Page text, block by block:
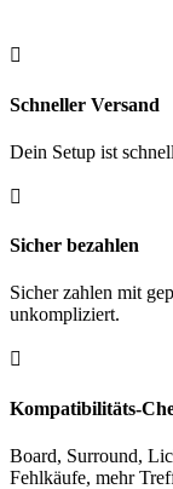
1000
Menge

Schneller Versand
Dein Setup ist

Sicher bezahlen
Sicher zahlen mit
unkompliziert.

Kompatibilitäts-
Board, Surround,
Fehlkäufe, mehr